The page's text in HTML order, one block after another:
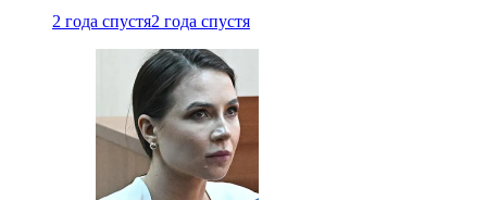
2 года спустя2 года спустя